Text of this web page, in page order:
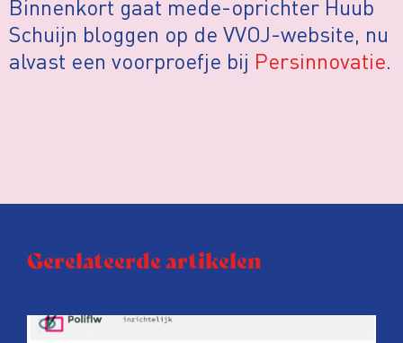
Binnenkort gaat mede-oprichter Huub
Schuijn bloggen op de VVOJ-website, nu
alvast een voorproefje bij Persinnovatie.
Gerelateerde artikelen